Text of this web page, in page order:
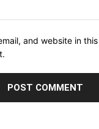
and website in